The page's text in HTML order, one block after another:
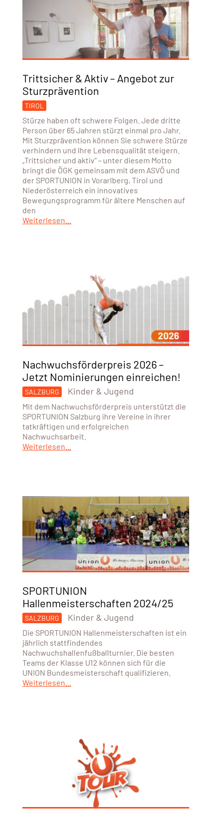
Trittsicher & Aktiv – Angebot zur
Sturzprävention
TIROL
Stürze haben oft schwere Folgen. Jede dritte
Person über 65 Jahren stürzt einmal pro Jahr.
Mit Sturzprävention können Sie schwere Stürze
verhindern und Ihre Lebensqualität steigern.
„Trittsicher und aktiv“ – unter diesem Motto
bringt die ÖGK gemeinsam mit dem ASVÖ und
der SPORTUNION in Vorarlberg, Tirol und
Niederösterreich ein innovatives
Bewegungsprogramm für ältere Menschen auf
den
Weiterlesen...
Nachwuchsförderpreis 2026 –
Jetzt Nominierungen einreichen!
SALZBURG Kinder & Jugend
Mit dem Nachwuchsförderpreis unterstützt die
SPORTUNION Salzburg ihre Vereine in ihrer
tatkräftigen und erfolgreichen
Nachwuchsarbeit.
Weiterlesen...
SPORTUNION
Hallenmeisterschaften 2024/25
SALZBURG Kinder & Jugend
Die SPORTUNION Hallenmeisterschaften ist ein
jährlich stattfindendes
Nachwuchshallenfußballturnier. Die besten
Teams der Klasse U12 können sich für die
UNION Bundesmeisterschaft qualifizieren.
Weiterlesen...